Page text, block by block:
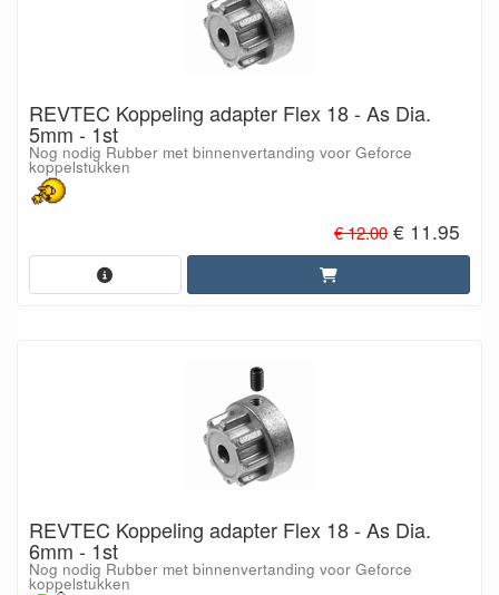
REVTEC Koppeling adapter Flex 18 - As Dia.
5mm - 1st
Nog nodig Rubber met binnenvertanding voor Geforce
koppelstukken
€ 12.00€ 11.95
REVTEC Koppeling adapter Flex 18 - As Dia.
6mm - 1st
Nog nodig Rubber met binnenvertanding voor Geforce
koppelstukken